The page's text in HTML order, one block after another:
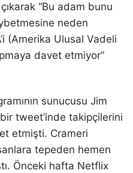
“Bu adam bunu
neden
(Amerika Ulusal Vadeli
davet etmiyor”
sunucusu Jim
tweet’inde takipçilerini
etmişti. Crameri
tepeden hemen
Önceki hafta Netflix